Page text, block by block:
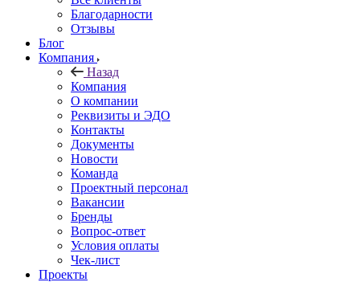
Благодарности
Отзывы
Блог
Компания
Назад
Компания
О компании
Реквизиты и ЭДО
Контакты
Документы
Новости
Команда
Проектный персонал
Вакансии
Бренды
Вопрос-ответ
Условия оплаты
Чек-лист
Проекты